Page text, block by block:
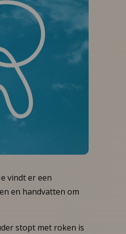
vindt er een
en handvatten om
stopt met roken is